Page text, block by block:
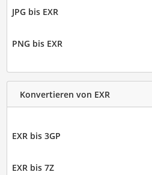
JPG bis EXR
PNG bis EXR
Konvertieren von EXR
EXR bis 3GP
EXR bis 7Z